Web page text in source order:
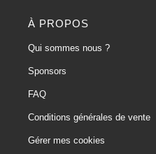
À PROPOS
Qui sommes nous ?
Sponsors
FAQ
Conditions générales de vente
Gérer mes cookies